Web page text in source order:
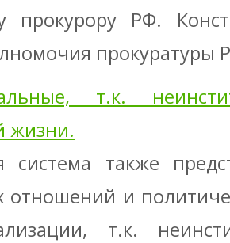
прокурору РФ.
прокуратуры
т.к.
жизни.
система также
отношений и
т.к.